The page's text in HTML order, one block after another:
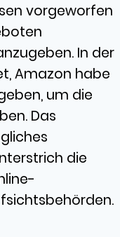
vorgeworfen
In der
Amazon habe
um die
Das
die